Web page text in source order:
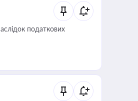
податкових